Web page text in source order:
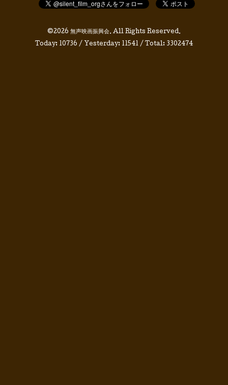
©2026 無声映画振興会. All Rights Reserved.
Today: 10736 / Yesterday: 11541 / Total: 3302474